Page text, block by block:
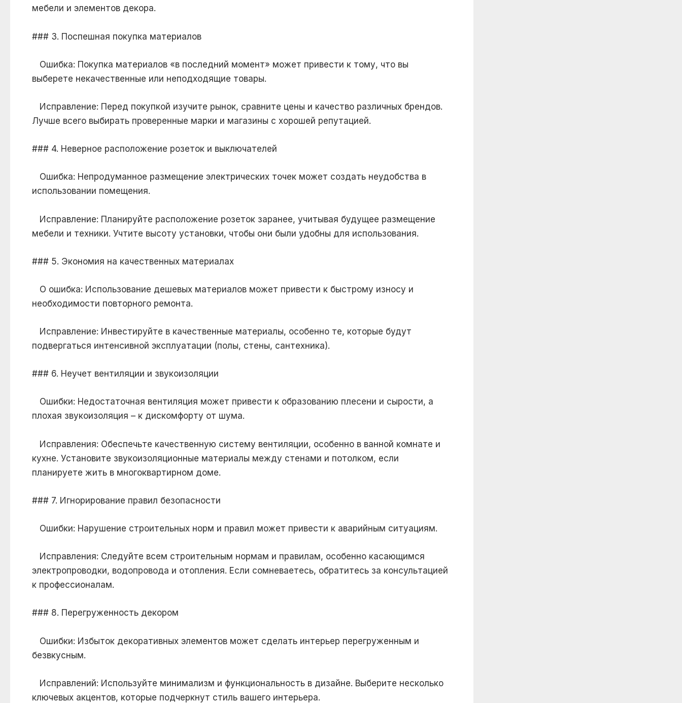
мебели и элементов декора.
### 3. Поспешная покупка материалов
Ошибка: Покупка материалов «в последний момент» может привести к тому, что вы
выберете некачественные или неподходящие товары.
Исправление: Перед покупкой изучите рынок, сравните цены и качество различных брендов.
Лучше всего выбирать проверенные марки и магазины с хорошей репутацией.
### 4. Неверное расположение розеток и выключателей
Ошибка: Непродуманное размещение электрических точек может создать неудобства в
использовании помещения.
Исправление: Планируйте расположение розеток заранее, учитывая будущее размещение
мебели и техники. Учтите высоту установки, чтобы они были удобны для использования.
### 5. Экономия на качественных материалах
О ошибка: Использование дешевых материалов может привести к быстрому износу и
необходимости повторного ремонта.
Исправление: Инвестируйте в качественные материалы, особенно те, которые будут
подвергаться интенсивной эксплуатации (полы, стены, сантехника).
### 6. Неучет вентиляции и звукоизоляции
Ошибки: Недостаточная вентиляция может привести к образованию плесени и сырости, а
плохая звукоизоляция – к дискомфорту от шума.
Исправления: Обеспечьте качественную систему вентиляции, особенно в ванной комнате и
кухне. Установите звукоизоляционные материалы между стенами и потолком, если
планируете жить в многоквартирном доме.
### 7. Игнорирование правил безопасности
Ошибки: Нарушение строительных норм и правил может привести к аварийным ситуациям.
Исправления: Следуйте всем строительным нормам и правилам, особенно касающимся
электропроводки, водопровода и отопления. Если сомневаетесь, обратитесь за консультацией
к профессионалам.
### 8. Перегруженность декором
Ошибки: Избыток декоративных элементов может сделать интерьер перегруженным и
безвкусным.
Исправлений: Используйте минимализм и функциональность в дизайне. Выберите несколько
ключевых акцентов, которые подчеркнут стиль вашего интерьера.